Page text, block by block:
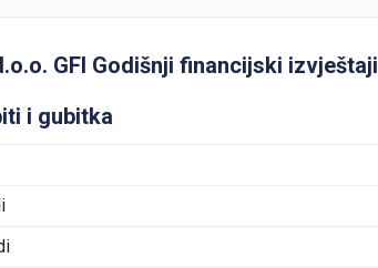
GFI Godišnji financijski izvještaji
i gubitka